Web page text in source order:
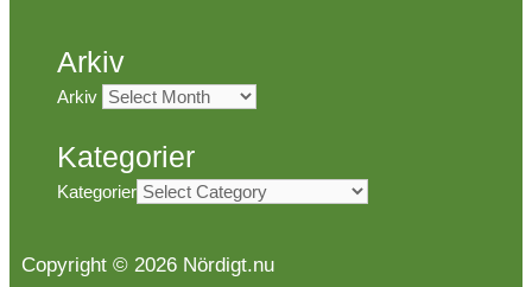
Arkiv
Arkiv
Kategorier
Kategorier
Copyright © 2026 Nördigt.nu